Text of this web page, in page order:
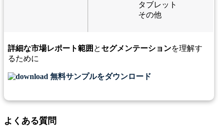
タブレット
その他
詳細な市場レポート範囲 と セグメンテーションを理解す
るために
無料サンプルをダウンロード
よくある質問